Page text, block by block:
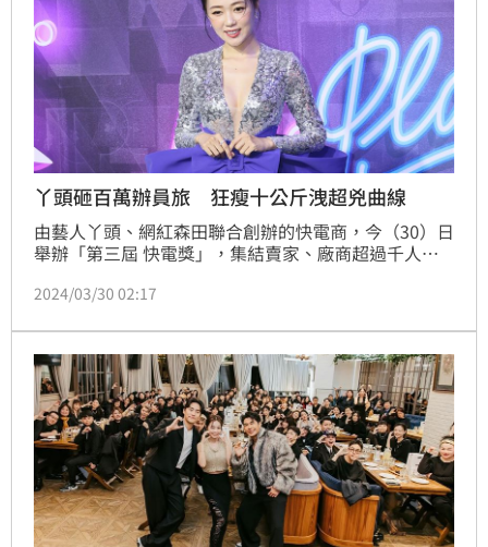
丫頭砸百萬辦員旅 狂瘦十公斤洩超兇曲線
由藝人丫頭、網紅森田聯合創辦的快電商，今（30）日
舉辦「第三屆 快電獎」，集結賣家、廠商超過千人參
電商員工人數已經破萬，公司也不忘給給予員工滿滿福
場，出手相當大方。
2024/03/30 02:17